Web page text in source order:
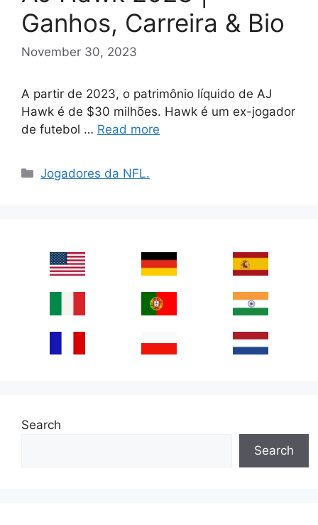
Ganhos, Carreira & Bio
November 30, 2023
A partir de 2023, o patrimônio líquido de AJ
Hawk é de $30 milhões. Hawk é um ex-jogador
de futebol … Read more
Categories
Jogadores da NFL.
Search
Search